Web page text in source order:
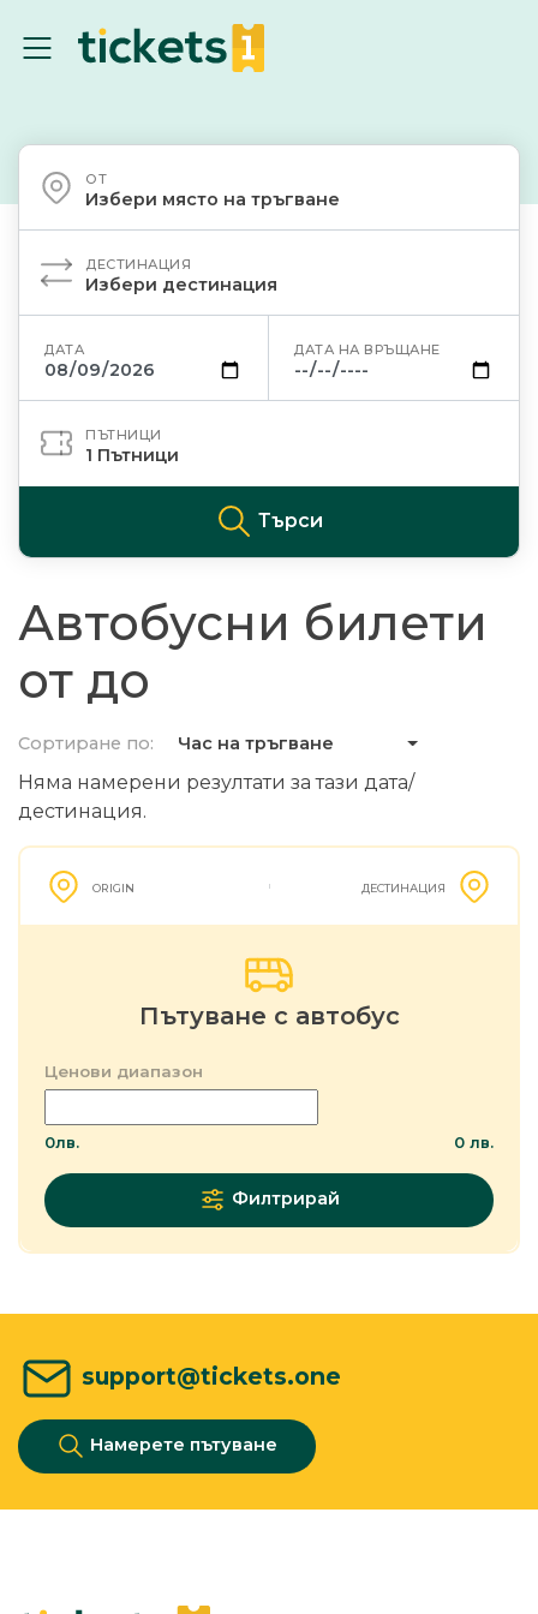
ОТ
Избери място на тръгване
ДЕСТИНАЦИЯ
Избери дестинация
ДАТА ДАТА НА ВРЪЩАНЕ
ПЪТНИЦИ
1 Пътници
Търси
Автобусни билети
от до
Сортиране по: Час на тръгване
Няма намерени резултати за тази дата/
дестинация.
ORIGIN ДЕСТИНАЦИЯ
Пътуване с автобус
Ценови диапазон
0лв. 0 лв.
Филтрирай
support@tickets.one
Намерете пътуване